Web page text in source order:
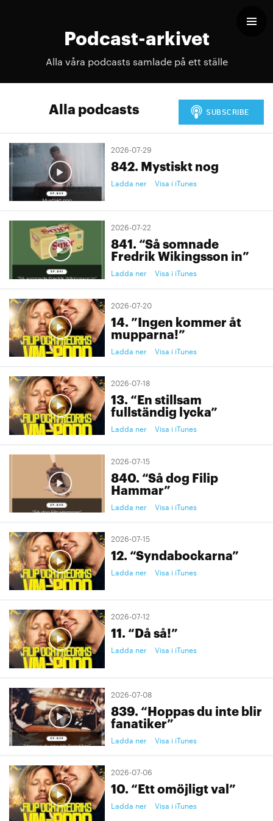
Podcast-arkivet
Alla våra podcasts samlade på ett ställe
Alla podcasts
2026-07-29
842. Mystiskt nog
Ladda ner Visa i iTunes
2026-07-22
841. “Så somnade
Fredrik Wikingsson in”
Ladda ner Visa i iTunes
2026-07-20
14. ”Ingen kommer åt
mupparna!”
Ladda ner Visa i iTunes
2026-07-18
13. “En stillsam
fullständig lycka”
Ladda ner Visa i iTunes
2026-07-15
840. “Så dog Filip
Hammar”
Ladda ner Visa i iTunes
2026-07-15
12. “Syndabockarna”
Ladda ner Visa i iTunes
2026-07-12
11. “Då så!”
Ladda ner Visa i iTunes
2026-07-08
839. “Hoppas du inte blir
fanatiker”
Ladda ner Visa i iTunes
2026-07-06
10. “Ett omöjligt val”
Ladda ner Visa i iTunes